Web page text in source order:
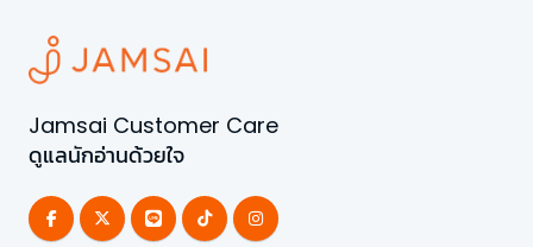
Jamsai Customer Care
ดูแลนักอ่านด้วยใจ